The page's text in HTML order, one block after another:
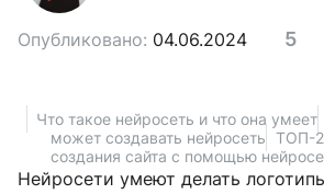
Опубликовано: 04.06.2024 5
Что такое нейросеть и что она умеет
может создавать нейросеть ТОП-
создания сайта с помощью
Нейросети умеют делать